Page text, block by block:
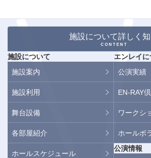
施設について詳しく知
CONTENT
施設について
施設案内
施設利用
舞台設備
各部屋紹介
ホールスケジュール
エンレイに
公演実績
EN-RAY
ワークシ
ホールボ
公演情報